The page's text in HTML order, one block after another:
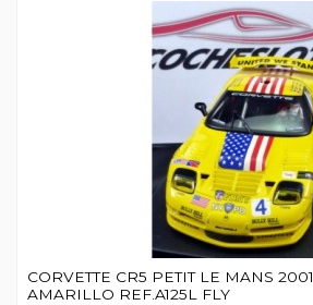
CORVETTE CR5 PETIT LE MANS 2001
AMARILLO REF.A125L FLY